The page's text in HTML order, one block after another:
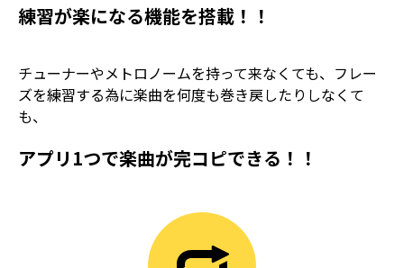
練習が楽になる機能を搭載！！
チューナーやメトロノームを持って来なくても、フレー
ズを練習する為に楽曲を何度も巻き戻したりしなくて
も、
アプリ1つで楽曲が完コピできる！！